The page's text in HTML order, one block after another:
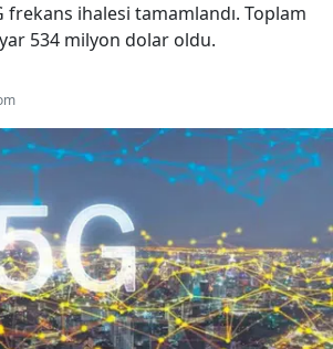
frekans ihalesi tamamlandı. Toplam
534 milyon dolar oldu.